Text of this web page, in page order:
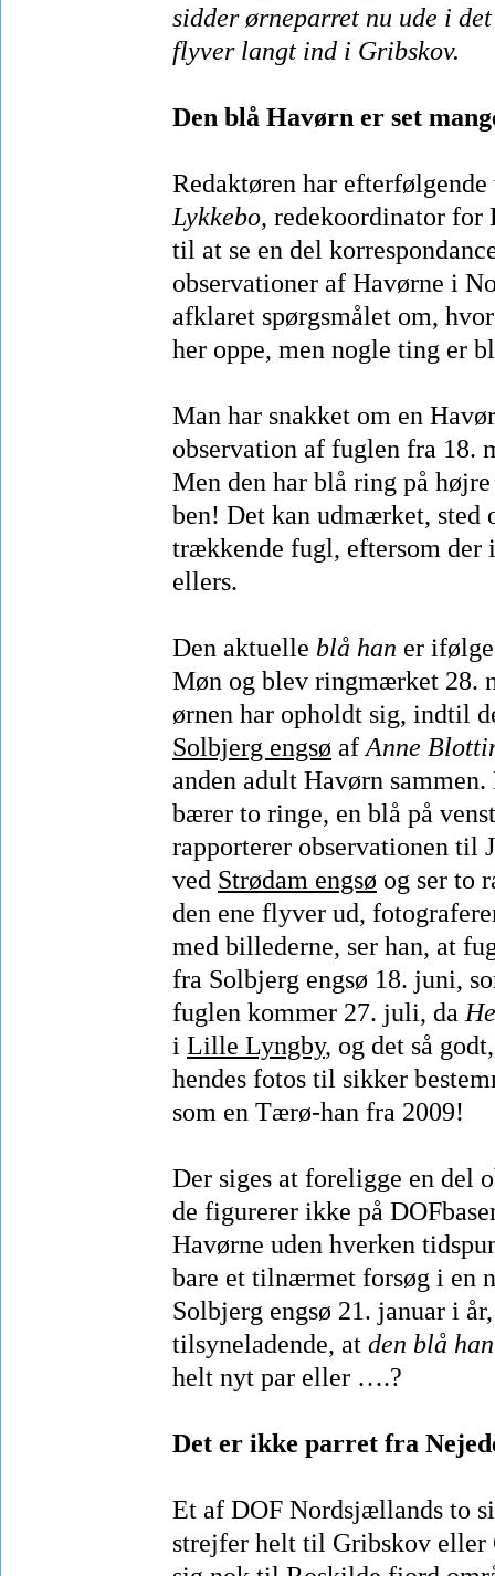
sidder ørneparret nu ude i
flyver langt ind i Gribskov.
Den blå Havørn er set
Redaktøren har
Lykkebo, redekoordinator for
til at se en del
observationer af Havørne i
afklaret spørgsmålet om,
her oppe, men nogle ting er
Man har snakket om en
observation af fuglen fra 18.
Men den har blå ring på
ben! Det kan udmærket, sted
trækkende fugl, eftersom der
ellers.
Den aktuelle blå han er
Møn og blev ringmærket 28.
ørnen har opholdt sig, indtil
Solbjerg engsø af Anne
anden adult Havørn
bærer to ringe, en blå på
rapporterer observationen til
ved Strødam engsø og ser to
den ene flyver ud,
med billederne, ser han, at
fra Solbjerg engsø 18. juni,
fuglen kommer 27. juli, da
i Lille Lyngby, og det så
hendes fotos til sikker
som en Tærø-han fra 2009!
Der siges at foreligge en del
de figurerer ikke på
Havørne uden hverken
bare et tilnærmet forsøg i en
Solbjerg engsø 21. januar i
tilsyneladende, at den blå han
helt nyt par eller ….?
Det er ikke parret fra
Et af DOF Nordsjællands to
strejfer helt til Gribskov eller